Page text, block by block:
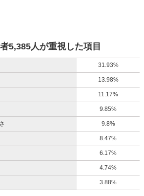
5,385人が重視した項目
31.93%
13.98%
11.17%
9.85%
9.8%
8.47%
6.17%
4.74%
3.88%